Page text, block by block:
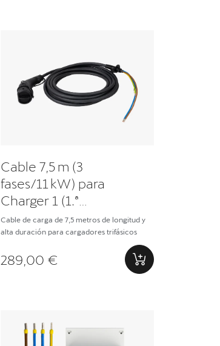
Cable 7,5 m (3
fases/11 kW) para
Charger 1 (1.ª
generación)
Cable de carga de 7,5 metros de longitud y
alta duración para cargadores trifásicos
289,00 €